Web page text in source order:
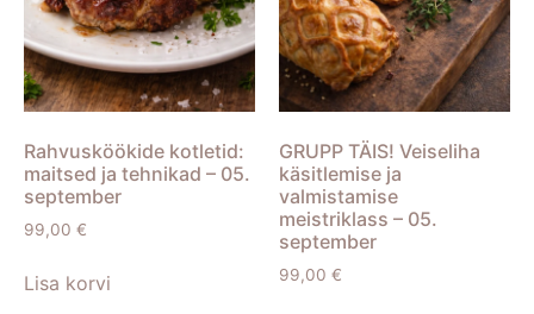
Rahvusköökide kotletid:
maitsed ja tehnikad – 05.
september
99,00 €
Lisa korvi
GRUPP TÄIS! Veiseliha
käsitlemise ja
valmistamise
meistriklass – 05.
september
99,00 €